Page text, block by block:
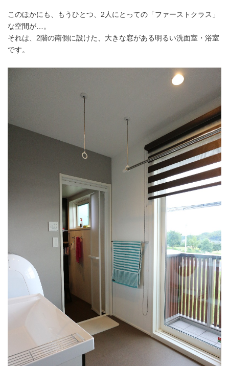
このほかにも、もうひとつ、2人にとっての「ファーストクラス」
な空間が…。
それは、2階の南側に設けた、大きな窓がある明るい洗面室・浴室
です。